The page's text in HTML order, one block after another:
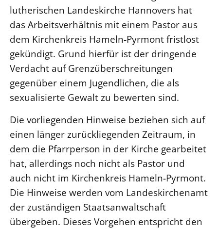
lutherischen Landeskirche Hannovers hat
das Arbeitsverhältnis mit einem Pastor aus
dem Kirchenkreis Hameln-Pyrmont fristlost
gekündigt. Grund hierfür ist der dringende
Verdacht auf Grenzüberschreitungen
gegenüber einem Jugendlichen, die als
sexualisierte Gewalt zu bewerten sind.
Die vorliegenden Hinweise beziehen sich auf
einen länger zurückliegenden Zeitraum, in
dem die Pfarrperson in der Kirche gearbeitet
hat, allerdings noch nicht als Pastor und
auch nicht im Kirchenkreis Hameln-Pyrmont.
Die Hinweise werden vom Landeskirchenamt
der zuständigen Staatsanwaltschaft
übergeben. Dieses Vorgehen entspricht den
Kirche und Finanzen
Personalausschuss
LANDESKIRCHENAMT
Willkommen
Kollegium
Abteilungen des Landeskirchenamts
Rechnungsprüfungsamt
Fachstelle Sexualisierte Gewalt
Beschwerdestellen
Kirchenämter
Gleichstellung
Datenschutz
Geschäftsstelle Landessynode
Evangelische Kirche
Lutherische Kirche
Glaubensbekenntnis
Positionen
Ökumene
Religionen
Gegen Gewalt
KLIMASCHUTZ
Nachhaltigkeit
Erneuerbare Energien
Mobilität
Naturschutz
Gebäude
Impressum
Datenschutz
Kontakt
Barrierefreiheit
Presse
Freie Stellen
Service für Gemeinden
Suche